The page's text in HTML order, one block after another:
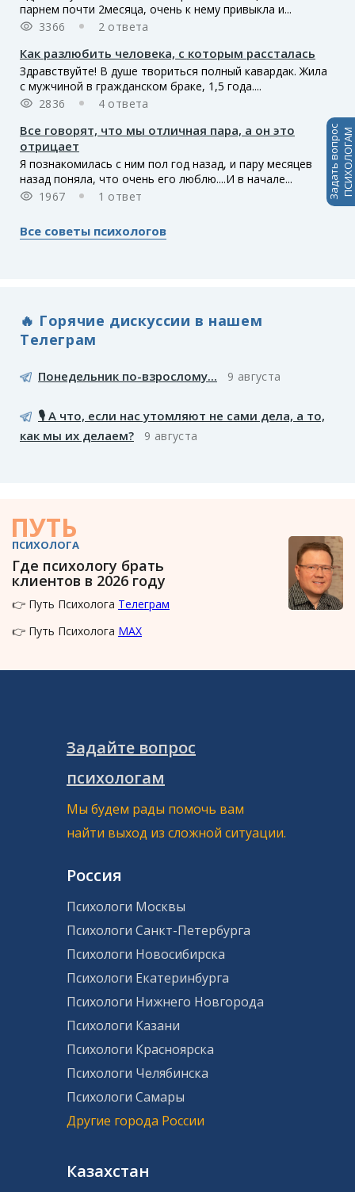
парнем почти 2месяца, очень к нему привыкла и...
3366
2 ответа
Как разлюбить человека, с которым рассталась
Здравствуйте! В душе твориться полный кавардак. Жила
с мужчиной в гражданском браке, 1,5 года....
2836
4 ответа
Все говорят, что мы отличная пара, а он это
отрицает
Я познакомилась с ним пол год назад, и пару месяцев
назад поняла, что очень его люблю....И в начале...
1967
1 ответ
Все советы психологов
🔥 Горячие дискуссии в нашем
Телеграм
Понедельник по-взрослому... 9 августа
🎙️ А что, если нас утомляют не сами дела, а то,
как мы их делаем?
9 августа
ПУТЬ
ПСИХОЛОГА
Где психологу брать
клиентов в 2026 году
👉 Путь Психолога Телеграм
👉 Путь Психолога MAX
Задать вопросПСИХОЛОГАМ
Задайте вопрос
психологам
Мы будем рады помочь вам
найти выход из сложной ситуации.
Россия
Психологи Москвы
Психологи Санкт-Петербурга
Психологи Новосибирска
Психологи Екатеринбурга
Психологи Нижнего Новгорода
Психологи Казани
Психологи Красноярска
Психологи Челябинска
Психологи Самары
Другие города России
Казахстан